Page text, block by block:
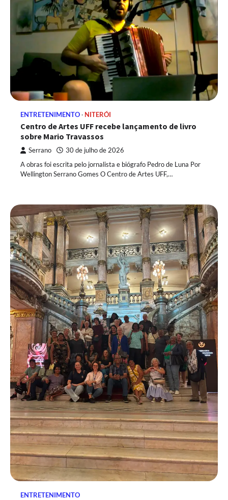
ENTRETENIMENTO NITERÓI
Centro de Artes UFF recebe lançamento de livro
sobre Mario Travassos
Serrano 30 de julho de 2026
A obras foi escrita pelo jornalista e biógrafo Pedro de Luna Por
Wellington Serrano Gomes O Centro de Artes UFF,…
ENTRETENIMENTO